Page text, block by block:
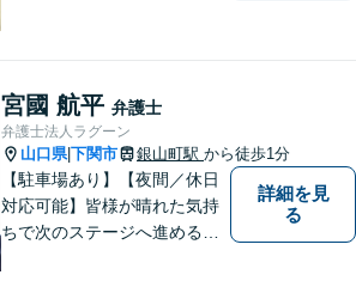
宮國 航平 弁護士
弁護士法人ラグーン
山口県|下関市 銀山町駅 から徒歩1分
【駐車場あり】【夜間／休日
対応可能】皆様が晴れた気持
ちで次のステージへ進めるよ
詳細を見
る